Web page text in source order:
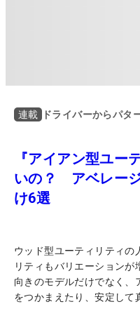
連載 ドライバーからパタ
『アイアン型ユー
いの？ アベレー
け6選
ウッド型ユーティリティの
リティもバリエーション
向きのモデルだけでなく、
をつかまえたり、安定して